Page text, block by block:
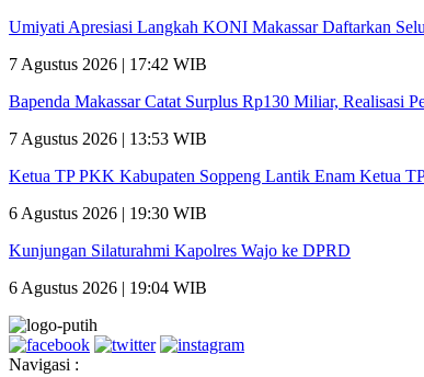
Umiyati Apresiasi Langkah KONI Makassar Daftarkan
7 Agustus 2026 | 17:42 WIB
Bapenda Makassar Catat Surplus Rp130 Miliar, Realisasi
7 Agustus 2026 | 13:53 WIB
Ketua TP PKK Kabupaten Soppeng Lantik Enam Ketua
6 Agustus 2026 | 19:30 WIB
Kunjungan Silaturahmi Kapolres Wajo ke DPRD
6 Agustus 2026 | 19:04 WIB
Navigasi :